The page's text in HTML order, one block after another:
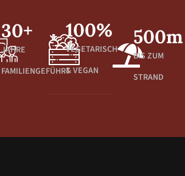
JAHRE
FAMILIENGEFÜHRT
30+
VEGETARISCH
& VEGAN
100%
BIS ZUM
STRAND
500m